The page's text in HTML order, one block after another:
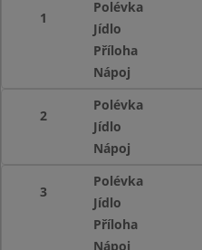
1
Polévka
Jídlo
Příloha
Nápoj
2
Polévka
Jídlo
Nápoj
3
Polévka
Jídlo
Příloha
Nápoj